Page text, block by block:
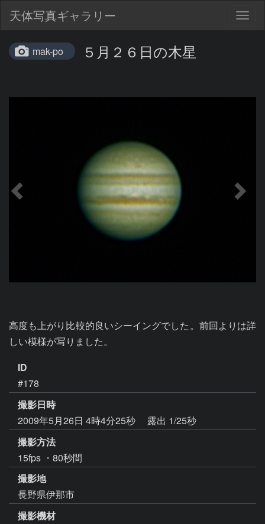
天体写真ギャラリー
mak-po ５月２６日の木星
高度も上がり比較的良いシーイングでした。前回よりは詳
しい模様が写りました。
ID
#178
撮影日時
2009年5月26日 4時4分25秒
露出 1/25秒
撮影方法
15fps ・80秒間
撮影地
長野県伊那市
撮影機材